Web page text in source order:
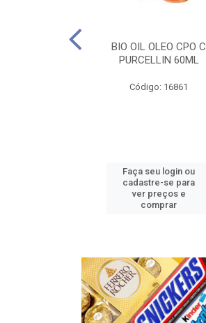
BIO OIL OLEO CPO C
PURCELLIN 60ML
Código: 16861
Faça seu login ou
cadastre-se para
ver preços e
comprar